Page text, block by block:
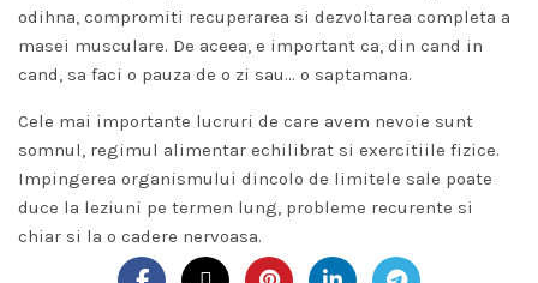
odihna, compromiti recuperarea si dezvoltarea completa a
masei musculare. De aceea, e important ca, din cand in
cand, sa faci o pauza de o zi sau… o saptamana.
Cele mai importante lucruri de care avem nevoie sunt
somnul, regimul alimentar echilibrat si exercitiile fizice.
Impingerea organismului dincolo de limitele sale poate
duce la leziuni pe termen lung, probleme recurente si
chiar si la o cadere nervoasa.